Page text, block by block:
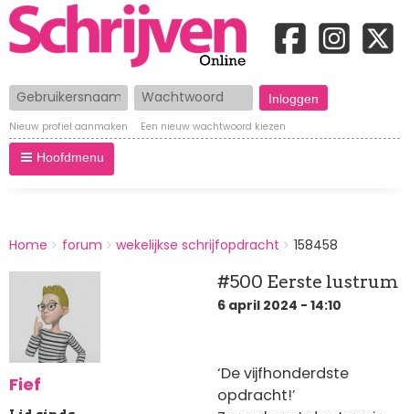
Gebruikersnaam Wachtwoord
Nieuw profiel aanmaken Een nieuw wachtwoord kiezen
Hoofdmenu
BREADCRUMBS
You
Home forum wekelijkse schrijfopdracht 158458
Fief
#500 Eerste lustrum
6 april 2024 - 14:10
‘De vijfhonderdste
opdracht!’